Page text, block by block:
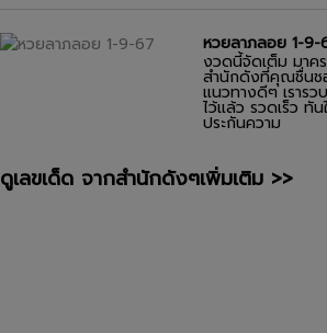
หวยลาภลอย 1-9-
งวดนี้จัดเต็ม มาค
สำนักดังที่คุณชื่นช
แนวทางดีๆ เรารว
ไว้แล้ว รวดเร็ว ทัน
ประกันความ
ดูเลขเด็ด จากสำนักดังๆเพิ่มเติม >>